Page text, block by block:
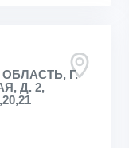
Г.
Д. 2,